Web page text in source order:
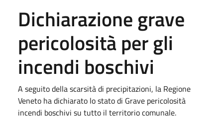
Dichiarazione grave
pericolosità per gli
incendi boschivi
A seguito della scarsità di precipitazioni, la Regione
Veneto ha dichiarato lo stato di Grave pericolosità
incendi boschivi su tutto il territorio comunale.